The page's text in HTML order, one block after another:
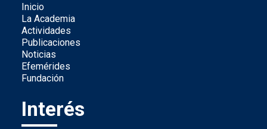
Inicio
La Academia
Actividades
Publicaciones
Noticias
Efemérides
Fundación
Interés